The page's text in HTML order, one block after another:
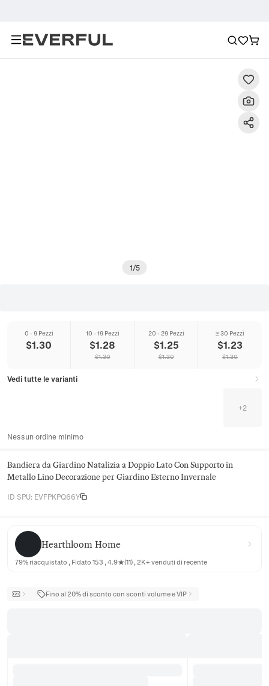
1/5
0 - 9 Pezzi
$1.30
10 - 19 Pezzi
$1.28
$1.30
20 - 29 Pezzi
$1.25
$1.30
≥ 30 Pezzi
$1.23
$1.30
Vedi tutte le varianti
+2
Nessun ordine minimo
Bandiera da Giardino Natalizia a Doppio Lato Con Supporto in
Metallo Lino Decorazione per Giardino Esterno Invernale
ID SPU: EVFPKPQ66Y
Hearthloom Home
Hearthloom Home
79% riacquistato , Fidato 153 , 4.9★(11) , 2K+ venduti di recente
Fino al 20% di sconto con sconti volume e VIP